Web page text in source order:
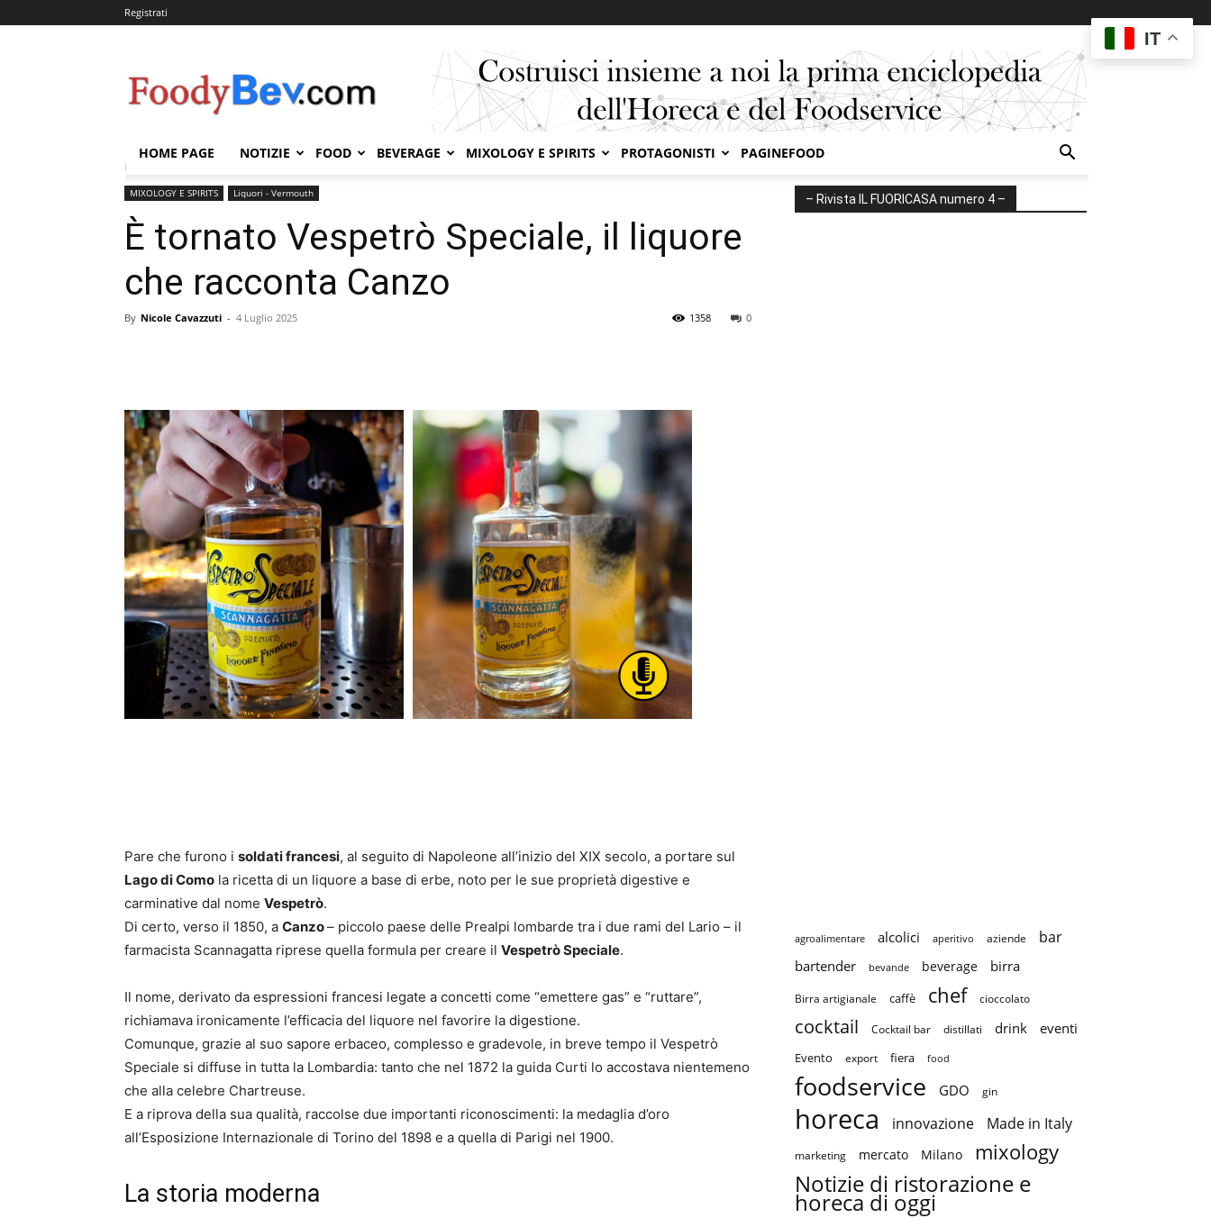
Registrati
HOME PAGE NOTIZIE FOOD BEVERAGE MIXOLOGY E SPIRITS PROTAGONISTI PAGINEFOOD
Home
MIXOLOGY E SPIRITS Liquori - Vermouth
È tornato Vespetrò Speciale, il liquore
che racconta Canzo
By Nicole Cavazzuti - 4 Luglio 2025 0
1358
Pare che furono i soldati francesi, al seguito di Napoleone all’inizio del XIX secolo, a portare sul
Lago di Como la ricetta di un liquore a base di erbe, noto per le sue proprietà digestive e
carminative dal nome Vespetrò.
Di certo, verso il 1850, a Canzo– piccolo paese delle Prealpi lombarde tra i due rami del Lario – il
farmacista Scannagatta riprese quella formula per creare il Vespetrò Speciale.
Il nome, derivato da espressioni francesi legate a concetti come “emettere gas” e “ruttare”,
richiamava ironicamente l’efficacia del liquore nel favorire la digestione.
Comunque, grazie al suo sapore erbaceo, complesso e gradevole, in breve tempo il Vespetrò
Speciale si diffuse in tutta la Lombardia: tanto che nel 1872 la guida Curti lo accostava nientemeno
che alla celebre Chartreuse.
E a riprova della sua qualità, raccolse due importanti riconoscimenti: la medaglia d’oro
all’Esposizione Internazionale di Torino del 1898 e a quella di Parigi nel 1900.
La storia moderna
– Rivista IL FUORICASA numero 4 –
agroalimentare alcolici aperitivo aziende bar
bartender bevande beverage birra
Birra artigianale caffè chef cioccolato
cocktail Cocktail bar distillati drink eventi
Evento export fiera food
foodservice GDO gin
horeca innovazione Made in Italy
marketing mercato Milano mixology
Notizie di ristorazione e
horeca di oggi
IT